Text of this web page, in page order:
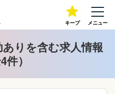
キープ メニュー
ありを含む求人情報
件）